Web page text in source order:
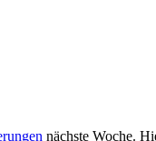
nächste Woche.